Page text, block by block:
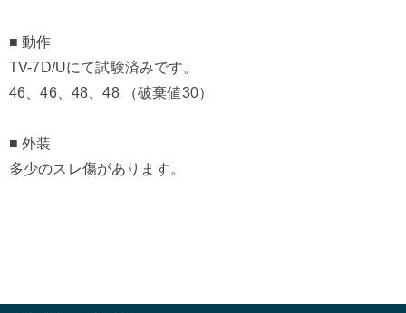
■ 動作
TV-7D/Uにて試験済みです。
46、46、48、48 （破棄値30）
■ 外装
多少のスレ傷があります。